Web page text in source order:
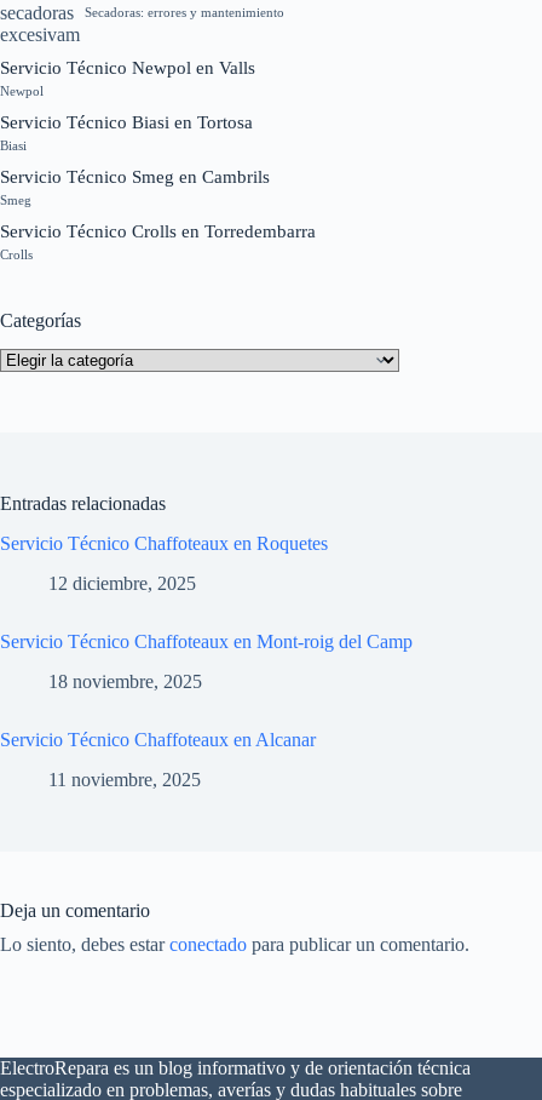
Secadoras: errores y mantenimiento
Servicio Técnico Newpol en Valls
Newpol
Servicio Técnico Biasi en Tortosa
Biasi
Servicio Técnico Smeg en Cambrils
Smeg
Servicio Técnico Crolls en Torredembarra
Crolls
Categorías
Categorías
Entradas relacionadas
Servicio Técnico Chaffoteaux en Roquetes
12 diciembre, 2025
Servicio Técnico Chaffoteaux en Mont-roig del Camp
18 noviembre, 2025
Servicio Técnico Chaffoteaux en Alcanar
11 noviembre, 2025
Deja un comentario
Lo siento, debes estarconectado para publicar un comentario.
ElectroRepara es un blog informativo y de orientación técnica
especializado en problemas, averías y dudas habituales sobre